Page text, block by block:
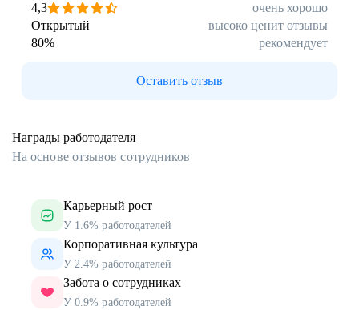
4,3
очень хорошо
Открытый
высоко ценит отзывы
80% рекомендует
Оставить отзыв
Награды работодателя
На основе отзывов сотрудников
Карьерный рост
У 1.6% работодателей
Корпоративная культура
У 2.4% работодателей
Забота о сотрудниках
У 0.9% работодателей